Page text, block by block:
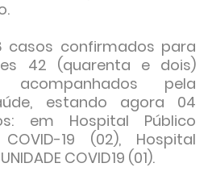
casos confirmados para
42 (quarenta e dois)
acompanhados pela
estando agora 04
em Hospital Público
19 (02), Hospital
COVID19 (01).